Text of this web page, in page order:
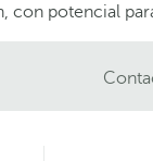
con potencial